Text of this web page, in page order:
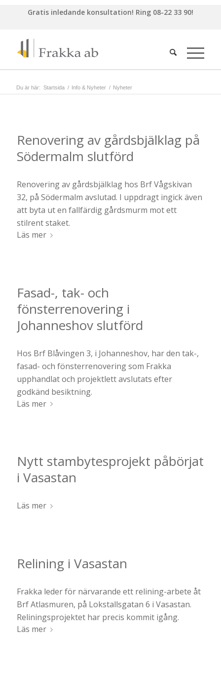
Gratis inledande konsultation! Ring 08-22 33 90!
Du är här: Startsida / Info & Nyheter / Nyheter
Renovering av gårdsbjälklag på
Södermalm slutförd
Renovering av gårdsbjälklag hos Brf Vågskivan
32, på Södermalm avslutad. I uppdragt ingick även
att byta ut en fallfärdig gårdsmurm mot ett
stilrent staket.
Läs mer
Fasad-, tak- och
fönsterrenovering i
Johanneshov slutförd
Hos Brf Blåvingen 3, i Johanneshov, har den tak-,
fasad- och fönsterrenovering som Frakka
upphandlat och projektlett avslutats efter
godkänd besiktning.
Läs mer
Nytt stambytesprojekt påbörjat
i Vasastan
Läs mer
Relining i Vasastan
Frakka leder för närvarande ett relining-arbete åt
Brf Atlasmuren, på Lokstallsgatan 6 i Vasastan.
Reliningsprojektet har precis kommit igång.
Läs mer